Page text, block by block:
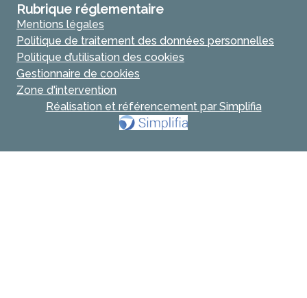
Rubrique réglementaire
Mentions légales
Politique de traitement des données personnelles
Politique d’utilisation des cookies
Gestionnaire de cookies
Zone d'intervention
Réalisation et référencement par Simplifia